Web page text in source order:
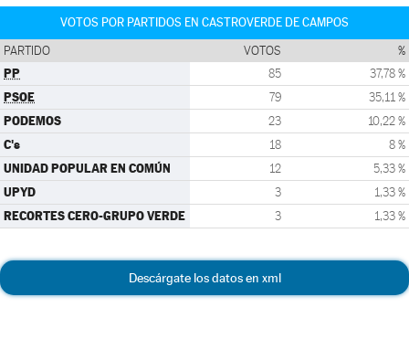
VOTOS POR PARTIDOS EN CASTROVERDE DE CAMPOS
PARTIDO VOTOS %
PP 85 37,78 %
PSOE 79 35,11 %
PODEMOS 23 10,22 %
C's 18 8 %
UNIDAD POPULAR EN COMÚN 12 5,33 %
UPYD 3 1,33 %
RECORTES CERO-GRUPO VERDE 3 1,33 %
Descárgate los datos en xml